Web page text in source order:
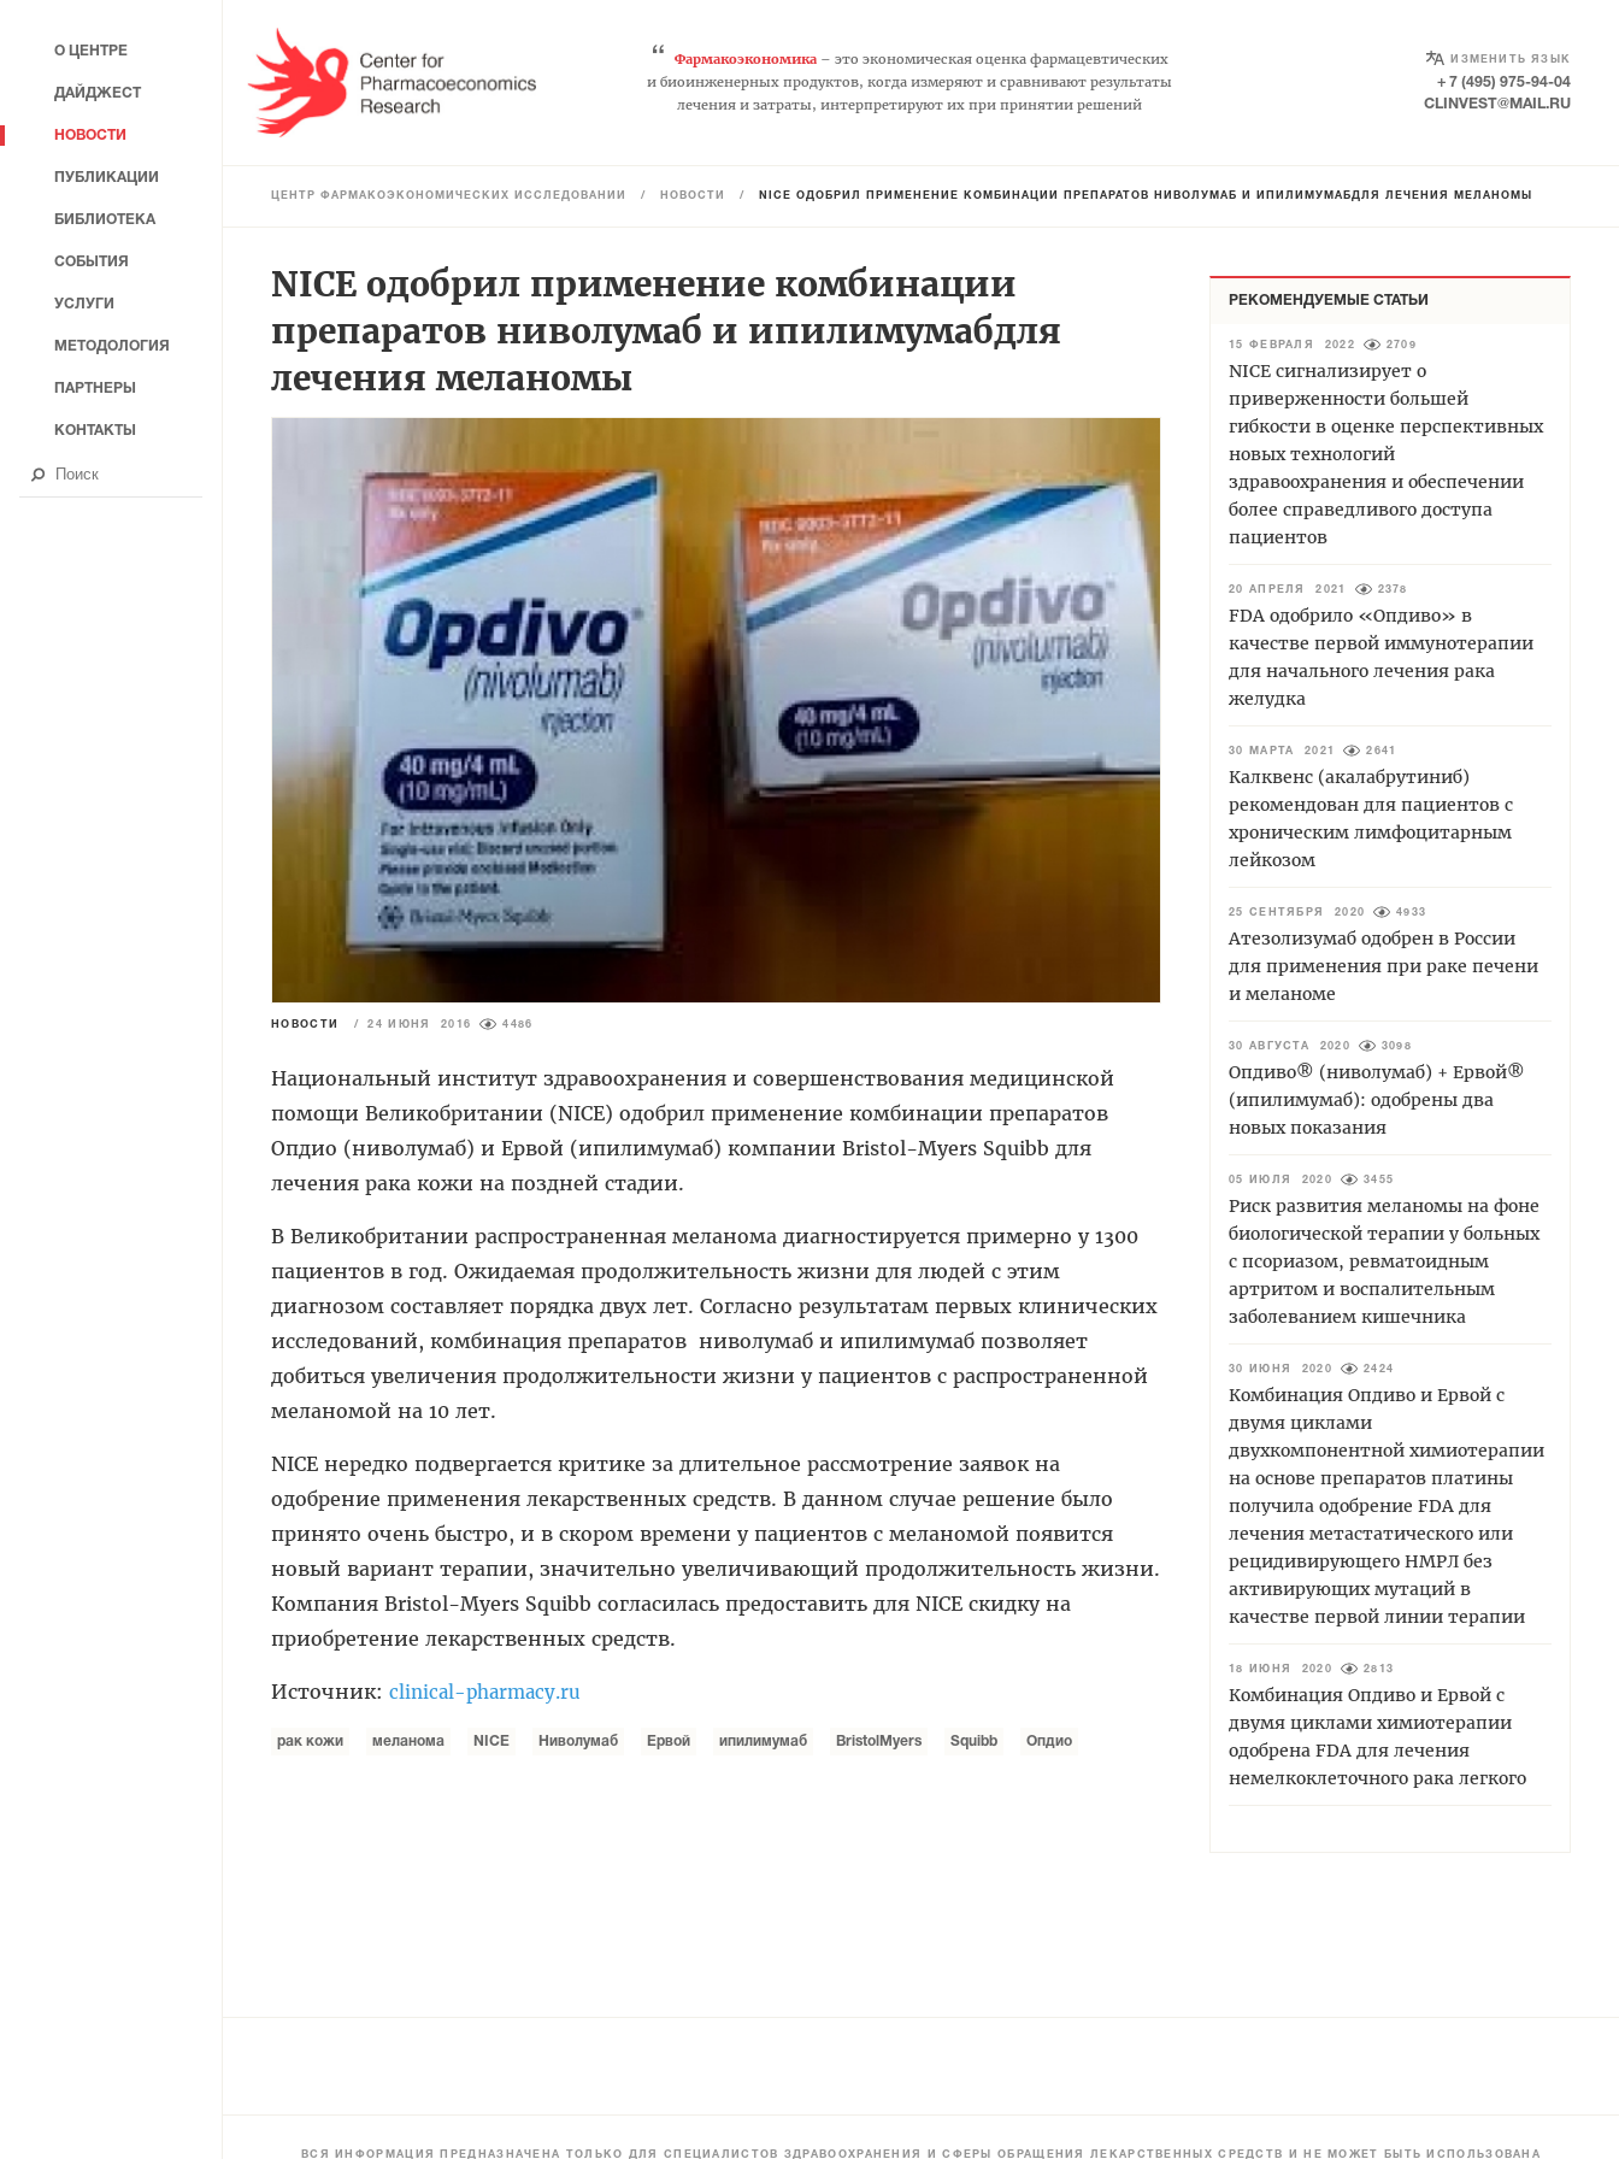
“ Фармакоэкономика– это экономическая оценка фармацевтических
и биоинженерных продуктов, когда измеряют и сравнивают результаты
лечения и затраты, интерпретируют их при принятии решений
ИЗМЕНИТЬ ЯЗЫК
SELECT LANGUAGE
+ 7 (495) 975-94-04
CLINVEST@MAIL.RU
ЦЕНТР ФАРМАКОЭКОНОМИЧЕСКИХ ИССЛЕДОВАНИЙ / НОВОСТИ / NICE ОДОБРИЛ ПРИМЕНЕНИЕ КОМБИНАЦИИ ПРЕПАРАТОВ НИВОЛУМАБ И ИПИЛИМУМАБДЛЯ ЛЕЧЕНИЯ МЕЛАНОМЫ
NICE одобрил применение комбинации
препаратов ниволумаб и ипилимумабдля
лечения меланомы
НОВОСТИ / 24 ИЮНЯ 2016 4486
Национальный институт здравоохранения и совершенствования медицинской
помощи Великобритании (NICE) одобрил применение комбинации препаратов
Опдио (ниволумаб) и Ервой (ипилимумаб) компании Bristol-Myers Squibb для
лечения рака кожи на поздней стадии.
В Великобритании распространенная меланома диагностируется примерно у 1300
пациентов в год. Ожидаемая продолжительность жизни для людей с этим
диагнозом составляет порядка двух лет. Согласно результатам первых клинических
исследований, комбинация препаратов ниволумаб и ипилимумаб позволяет
добиться увеличения продолжительности жизни у пациентов с распространенной
меланомой на 10 лет.
NICE нередко подвергается критике за длительное рассмотрение заявок на
одобрение применения лекарственных средств. В данном случае решение было
принято очень быстро, и в скором времени у пациентов с меланомой появится
новый вариант терапии, значительно увеличивающий продолжительность жизни.
Компания Bristol-Myers Squibb согласилась предоставить для NICE скидку на
приобретение лекарственных средств.
Источник: clinical-pharmacy.ru
рак кожи меланома NICE Ниволумаб Ервой ипилимумаб BristolMyers Squibb Опдио
РЕКОМЕНДУЕМЫЕ СТАТЬИ
15 ФЕВРАЛЯ 2022 2709
NICE сигнализирует о
приверженности большей
гибкости в оценке перспективных
новых технологий
здравоохранения и обеспечении
более справедливого доступа
пациентов
20 АПРЕЛЯ 2021 2378
FDA одобрило «Опдиво» в
качестве первой иммунотерапии
для начального лечения рака
желудка
30 МАРТА 2021 2641
Калквенс (акалабрутиниб)
рекомендован для пациентов с
хроническим лимфоцитарным
лейкозом
25 СЕНТЯБРЯ 2020 4933
Атезолизумаб одобрен в России
для применения при раке печени
и меланоме
30 АВГУСТА 2020 3098
Опдиво® (ниволумаб) + Ервой®
(ипилимумаб): одобрены два
новых показания
05 ИЮЛЯ 2020 3455
Риск развития меланомы на фоне
биологической терапии у больных
с псориазом, ревматоидным
артритом и воспалительным
заболеванием кишечника
30 ИЮНЯ 2020 2424
Комбинация Опдиво и Ервой с
двумя циклами
двухкомпонентной химиотерапии
на основе препаратов платины
получила одобрение FDA для
лечения метастатического или
рецидивирующего НМРЛ без
активирующих мутаций в
качестве первой линии терапии
18 ИЮНЯ 2020 2813
Комбинация Опдиво и Ервой с
двумя циклами химиотерапии
одобрена FDA для лечения
немелкоклеточного рака легкого
ВСЯ ИНФОРМАЦИЯ ПРЕДНАЗНАЧЕНА ТОЛЬКО ДЛЯ СПЕЦИАЛИСТОВ ЗДРАВООХРАНЕНИЯ И СФЕРЫ ОБРАЩЕНИЯ ЛЕКАРСТВЕННЫХ СРЕДСТВ И НЕ МОЖЕТ БЫТЬ ИСПОЛЬЗОВАНА
О ЦЕНТРЕ
ДАЙДЖЕСТ
НОВОСТИ
ПУБЛИКАЦИИ
БИБЛИОТЕКА
СОБЫТИЯ
УСЛУГИ
МЕТОДОЛОГИЯ
ПАРТНЕРЫ
КОНТАКТЫ